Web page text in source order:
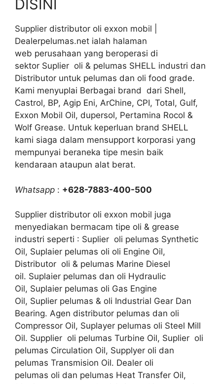
DISINI
Supplier distributor oli exxon mobil |
Dealerpelumas.net ialah halaman
web perusahaan yang beroperasi di
sektor Suplier oli & pelumas SHELL industri dan
Distributor untuk pelumas dan oli food grade.
Kami menyuplai Berbagai brand dari Shell,
Castrol, BP, Agip Eni, ArChine, CPI, Total, Gulf,
Exxon Mobil Oil, dupersol, Pertamina Rocol &
Wolf Grease. Untuk keperluan brand SHELL
kami siaga dalam mensupport korporasi yang
mempunyai beraneka tipe mesin baik
kendaraan ataupun alat berat.
Whatsapp : +628-7883-400-500
Supplier distributor oli exxon mobil juga
menyediakan bermacam tipe oli & grease
industri seperti : Suplier oli pelumas Synthetic
Oil, Suplaier pelumas oli oli Engine Oil,
Distributor oli & pelumas Marine Diesel
oil. Suplaier pelumas dan oli Hydraulic
Oil, Suplaier pelumas oli Gas Engine
Oil, Suplier pelumas & oli Industrial Gear Dan
Bearing. Agen distributor pelumas dan oli
Compressor Oil, Suplayer pelumas oli Steel Mill
Oil. Supplier oli pelumas Turbine Oil, Suplier oli
pelumas Circulation Oil, Supplyer oli dan
pelumas Transmision Oil. Dealer oli
pelumas oli dan pelumas Heat Transfer Oil,